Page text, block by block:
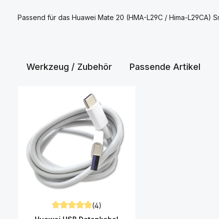
Passend für das Huawei Mate 20 (HMA-L29C / Hima-L29CA)
Werkzeug / Zubehör Passende Artikel
Durchschnittliche Bewertung von 5 von 5 Sternen
(4)